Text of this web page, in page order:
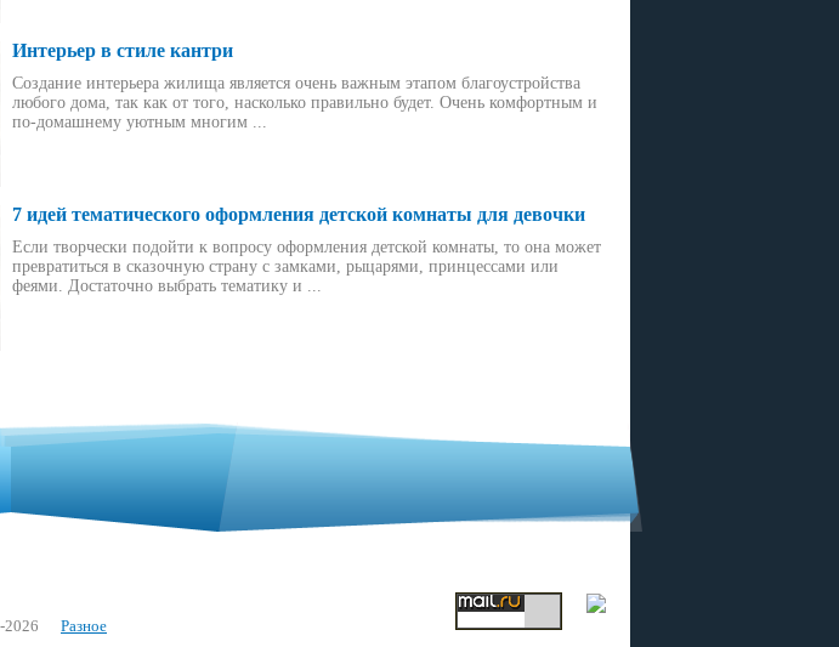
Интерьер в стиле кантри
Создание интерьера жилища является очень важным этапом благоустройства
любого дома, так как от того, насколько правильно будет. Очень комфортным и
по-домашнему уютным многим ...
7 идей тематического оформления детской комнаты для девочки
Если творчески подойти к вопросу оформления детской комнаты, то она может
превратиться в сказочную страну с замками, рыцарями, принцессами или
феями. Достаточно выбрать тематику и ...
2026 Разное